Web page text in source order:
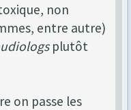
non
entre autre)
plutôt
on passe les